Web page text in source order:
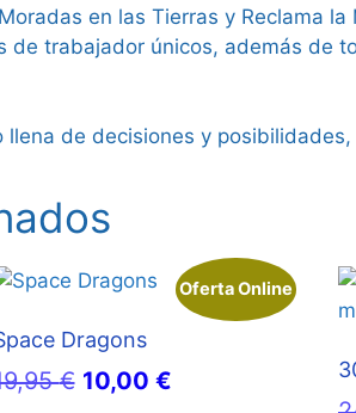
en las Tierras y Reclama
de trabajador únicos, además de
de decisiones y
Oferta Online
Dragons
€ El
10,00 €El